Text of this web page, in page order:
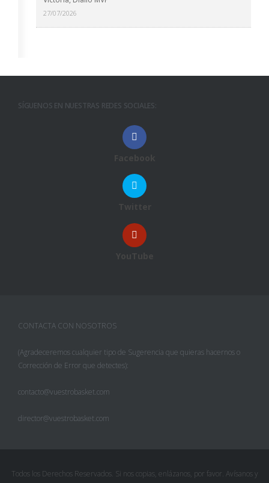
27/07/2026
SÍGUENOS EN NUESTRAS REDES SOCIALES:
Facebook
Twitter
YouTube
CONTACTA CON NOSOTROS
(Agradeceremos cualquier tipo de Sugerencia que quieras hacernos o
Corrección de Error que detectes):
contacto@vuestrobasket.com
director@vuestrobasket.com
Todos los Derechos Reservados. Si nos copias, enlázanos, por favor. Avísanos y